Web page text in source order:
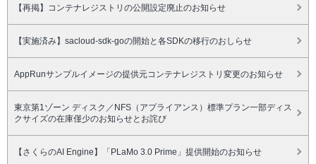
【再掲】コンテナレジストリの公開設定廃止のお知らせ
【実施済み】sacloud-sdk-goの開始と各SDKの移行のおしらせ
AppRunサンプルイメージの提供元コンテナレジストリ変更のお知らせ
東京第1ゾーン ディスク／NFS（アプライアンス）標準プラン一部ディス
クサイズの在庫僅少のお知らせとお詫び
【さくらのAI Engine】「PLaMo 3.0 Prime」提供開始のお知らせ